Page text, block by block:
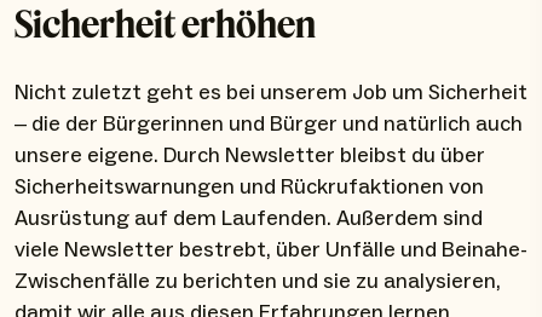
Sicherheit erhöhen
Nicht zuletzt geht es bei unserem Job um Sicherheit
– die der Bürgerinnen und Bürger und natürlich auch
unsere eigene. Durch Newsletter bleibst du über
Sicherheitswarnungen und Rückrufaktionen von
Ausrüstung auf dem Laufenden. Außerdem sind
viele Newsletter bestrebt, über Unfälle und Beinahe-
Zwischenfälle zu berichten und sie zu analysieren,